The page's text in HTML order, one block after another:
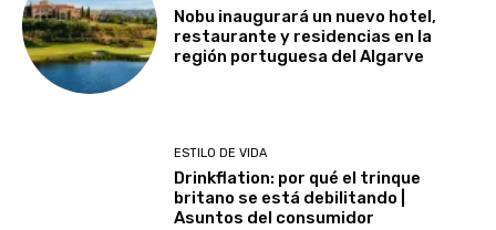
Nobu inaugurará un nuevo hotel,
restaurante y residencias en la
región portuguesa del Algarve
ESTILO DE VIDA
Drinkflation: por qué el trinque
britano se está debilitando |
Asuntos del consumidor